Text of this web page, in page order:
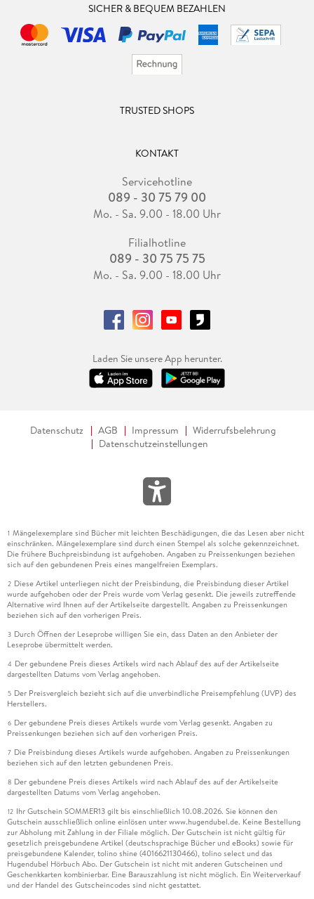
SICHER & BEQUEM BEZAHLEN
TRUSTED SHOPS
KONTAKT
Servicehotline
089 - 30 75 79 00
Mo. - Sa. 9.00 - 18.00 Uhr
Filialhotline
089 - 30 75 75 75
Mo. - Sa. 9.00 - 18.00 Uhr
Laden Sie unsere App herunter.
Datenschutz AGB Impressum
Widerrufsbelehrung
Datenschutzeinstellungen
1 Mängelexemplare sind Bücher mit leichten Beschädigungen, die das Lesen aber nicht
einschränken. Mängelexemplare sind durch einen Stempel als solche gekennzeichnet.
Die frühere Buchpreisbindung ist aufgehoben. Angaben zu Preissenkungen beziehen
sich auf den gebundenen Preis eines mangelfreien Exemplars.
2 Diese Artikel unterliegen nicht der Preisbindung, die Preisbindung dieser Artikel
wurde aufgehoben oder der Preis wurde vom Verlag gesenkt. Die jeweils zutreffende
Alternative wird Ihnen auf der Artikelseite dargestellt. Angaben zu Preissenkungen
beziehen sich auf den vorherigen Preis.
3 Durch Öffnen der Leseprobe willigen Sie ein, dass Daten an den Anbieter der
Leseprobe übermittelt werden.
4 Der gebundene Preis dieses Artikels wird nach Ablauf des auf der Artikelseite
dargestellten Datums vom Verlag angehoben.
5 Der Preisvergleich bezieht sich auf die unverbindliche Preisempfehlung (UVP) des
Herstellers.
6 Der gebundene Preis dieses Artikels wurde vom Verlag gesenkt. Angaben zu
Preissenkungen beziehen sich auf den vorherigen Preis.
7 Die Preisbindung dieses Artikels wurde aufgehoben. Angaben zu Preissenkungen
beziehen sich auf den letzten gebundenen Preis.
8 Der gebundene Preis dieses Artikels wird nach Ablauf des auf der Artikelseite
dargestellten Datums vom Verlag angehoben.
12 Ihr Gutschein SOMMER13 gilt bis einschließlich 10.08.2026. Sie können den
Gutschein ausschließlich online einlösen unter www.hugendubel.de. Keine Bestellung
zur Abholung mit Zahlung in der Filiale möglich. Der Gutschein ist nicht gültig für
gesetzlich preisgebundene Artikel (deutschsprachige Bücher und eBooks) sowie für
preisgebundene Kalender, tolino shine (4016621130466), tolino select und das
Hugendubel Hörbuch Abo. Der Gutschein ist nicht mit anderen Gutscheinen und
Geschenkkarten kombinierbar. Eine Barauszahlung ist nicht möglich. Ein Weiterverkauf
und der Handel des Gutscheincodes sind nicht gestattet.